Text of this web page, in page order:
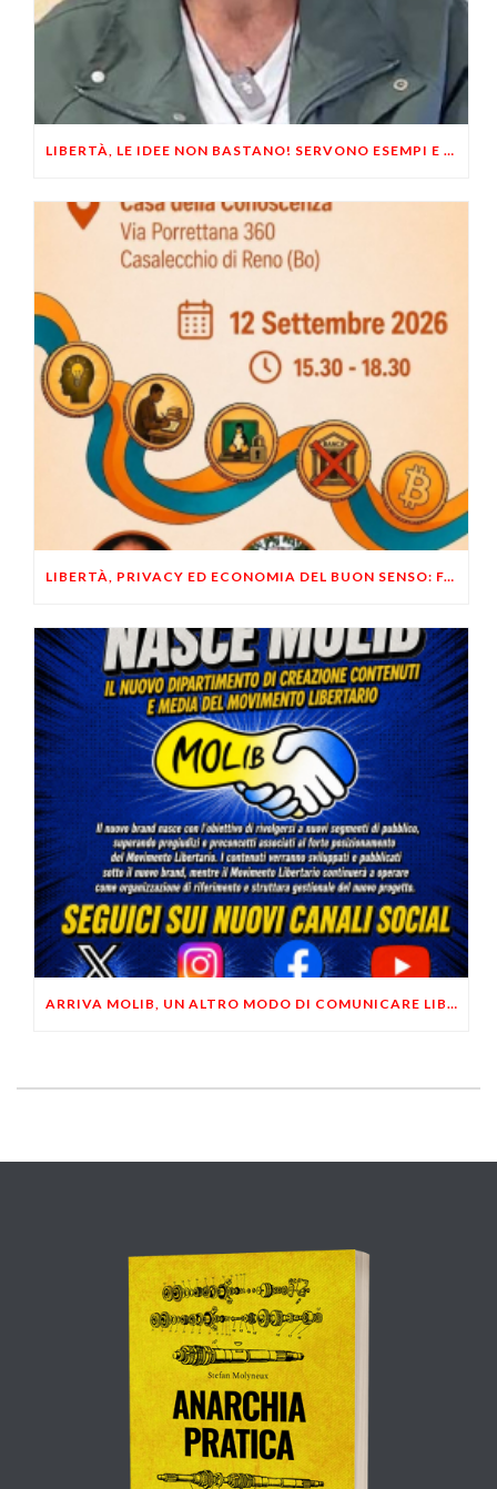
LIBERTÀ, LE IDEE NON BASTANO! SERVONO ESEMPI E UN PO’ DI COERENZA
LIBERTÀ, PRIVACY ED ECONOMIA DEL BUON SENSO: FACCO E MUSUMECI A CASALECCHIO DI RENO (BO)
ARRIVA MOLIB, UN ALTRO MODO DI COMUNICARE LIBERTARIO